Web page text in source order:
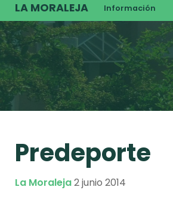
LA MORALEJA Información
Predeporte
La Moraleja2 junio 2014